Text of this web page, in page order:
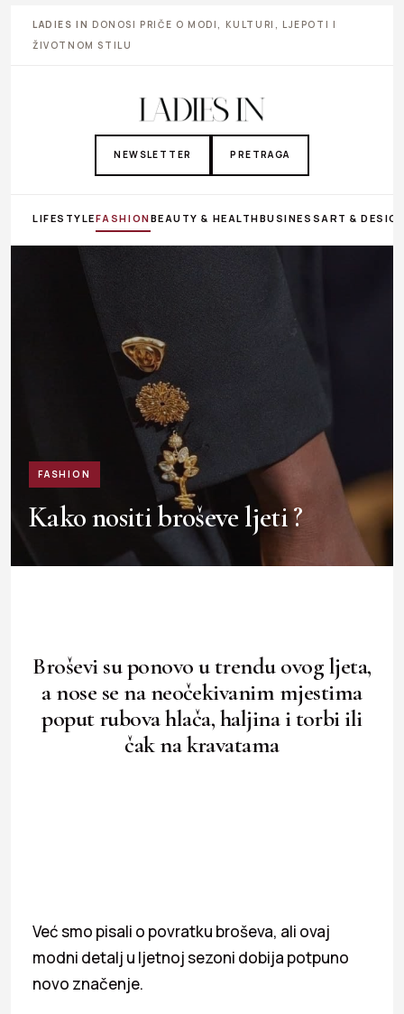
LADIES IN DONOSI PRIČE O MODI, KULTURI, LJEPOTI I
ŽIVOTNOM STILU
NEWSLETTER PRETRAGA
LIFESTYLEFASHIONBEAUTY & HEALTHBUSINESS ART &
FASHION
Kako nositi broševe ljeti ?
Broševi su ponovo u trendu ovog ljeta,
a nose se na neočekivanim mjestima
poput rubova hlača, haljina i torbi ili
čak na kravatama
Već smo pisali o povratku broševa, ali ovaj
modni detalj u ljetnoj sezoni dobija potpuno
novo značenje.